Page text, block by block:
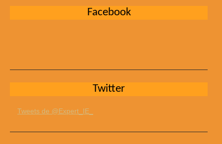
Facebook
Twitter
Tweets de @Expert_IE_